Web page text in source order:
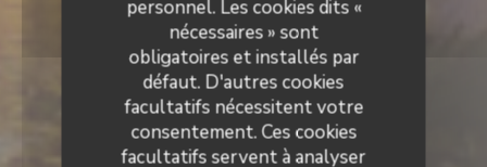
personnel. Les cookies dits «
nécessaires » sont
obligatoires et installés par
défaut. D'autres cookies
facultatifs nécessitent votre
consentement. Ces cookies
facultatifs servent à analyser